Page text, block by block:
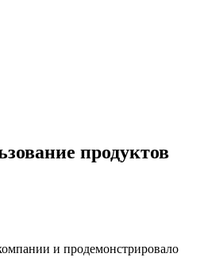
продуктов
и продемонстрировало